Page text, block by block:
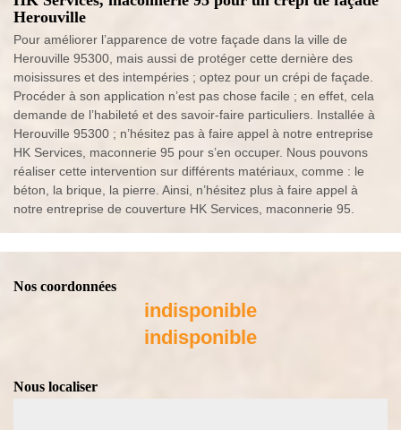
Herouville
Pour améliorer l’apparence de votre façade dans la ville de
Herouville 95300, mais aussi de protéger cette dernière des
moisissures et des intempéries ; optez pour un crépi de façade.
Procéder à son application n’est pas chose facile ; en effet, cela
demande de l’habileté et des savoir-faire particuliers. Installée à
Herouville 95300 ; n’hésitez pas à faire appel à notre entreprise
HK Services, maconnerie 95 pour s’en occuper. Nous pouvons
réaliser cette intervention sur différents matériaux, comme : le
béton, la brique, la pierre. Ainsi, n’hésitez plus à faire appel à
notre entreprise de couverture HK Services, maconnerie 95.
Nos coordonnées
indisponible
indisponible
Nous localiser